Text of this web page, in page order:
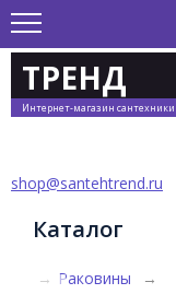
ТРЕНД
Интернет-магазин сантехники
shop@santehtrend.ru
Каталог
→ Раковины
→